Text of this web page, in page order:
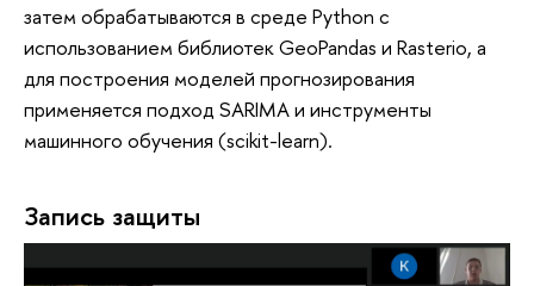
затем обрабатываются в среде Python с
использованием библиотек GeoPandas и Rasterio, а
для построения моделей прогнозирования
применяется подход SARIMA и инструменты
машинного обучения (scikit-learn).
Запись защиты